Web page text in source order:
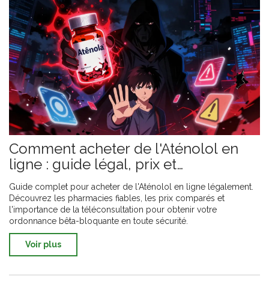
Comment acheter de l'Aténolol en
ligne : guide légal, prix et
téléconsultation
Guide complet pour acheter de l'Aténolol en ligne légalement.
Découvrez les pharmacies fiables, les prix comparés et
l'importance de la téléconsultation pour obtenir votre
ordonnance bêta-bloquante en toute sécurité.
Voir plus